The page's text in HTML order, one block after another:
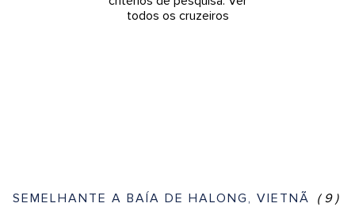
todos os cruzeiros
SEMELHANTE A BAÍA DE HALONG, VIETNÃ (9)